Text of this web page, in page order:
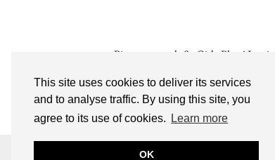
This site uses cookies to deliver its services
and to analyse traffic. By using this site, you
agree to its use of cookies.
Learn more
OK
Bienvenue sur le So Girly Blog ! Je
années. À travers ce blog dédié en
rochelaises pour bruncher, se balader,
endroit. Que vous soyez